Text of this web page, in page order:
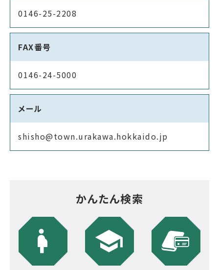
0146-25-2208
FAX番号
0146-24-5000
メール
shisho@town.urakawa.hokkaido.jp
かんたん検索